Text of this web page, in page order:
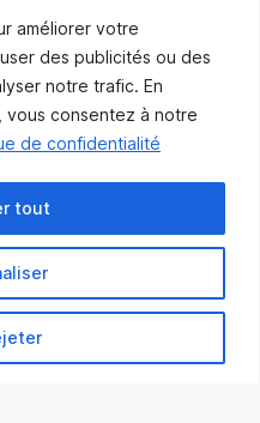
améliorer votre
des publicités ou des
notre trafic. En
vous consentez à notre
de confidentialité
tout
toutes urgences.
les nouvelles